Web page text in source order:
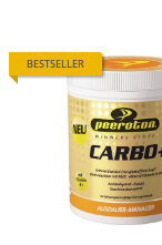
BESTSELLER